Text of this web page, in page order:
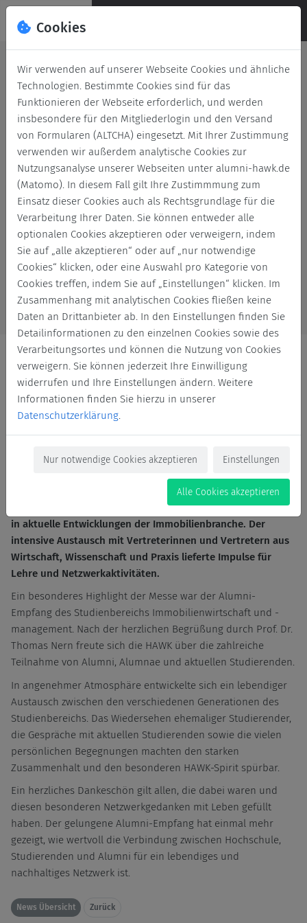
HAWK auf der Real Estate Arena
2026 mit Alumni-Empfang
Zurück 24. Juni 2026 Veranstaltung
Der Studienbereich Immobilienwirtschaft und -management
der HAWK war vom 10.-11.06.2026 erstmalig mit einem
vertreten. Für die Lehrenden und Mitarbeitenden des
bot die Messe zahlreiche Gelegenheiten für interessante
Fachvorträge, spannende Gespräche und wertvolle Einblicke
in aktuelle Entwicklungen der Immobilienbranche. Der
intensive Austausch mit Vertreterinnen und Vertretern aus
Wirtschaft, Wissenschaft und Praxis lieferte Impulse für
Lehre und Netzwerkaktivitäten.
Ein besonderes Highlight der Messe war der Alumni-
Empfang des Studienbereichs Immobilienwirtschaft und -
management. Nach der herzlichen Begrüßung durch Prof. Dr.
Thomas Nern freute sich die HAWK über die zahlreiche
Teilnahme von Alumni, Alumnae und aktuellen Studierenden.
In angenehmer Atmosphäre entwickelte sich ein lebendiger
Austausch zwischen den verschiedenen Generationen des
Studienbereichs. Das Wiedersehen ehemaliger Studierender,
die Gespräche mit aktuellen Studierenden sowie die vielen
persönlichen Begegnungen machten den starken
Zusammenhalt und den besonderen HAWK-Spirit spürbar.
Ein herzliches Dankeschön gilt allen, die dabei waren und
diesen besonderen Netzwerkgedanken mit Leben gefüllt
haben. Der gelungene Alumni-Empfang hat einmal mehr
gezeigt, wie wertvoll die Verbindung zwischen Hochschule,
Studierenden und Alumni für ein lebendiges und
nachhaltiges Netzwerk ist.
News Übersicht Zurück
Cookies
Wir verwenden auf unserer Webseite Cookies und ähnliche
Technologien. Bestimmte Cookies sind für das
Funktionieren der Webseite erforderlich, und werden
insbesondere für den Mitgliederlogin und den Versand
von Formularen (ALTCHA) eingesetzt. Mit Ihrer Zustimmung
verwenden wir außerdem analytische Cookies zur
Nutzungsanalyse unserer Webseiten unter alumni-hawk.de
(Matomo). In diesem Fall gilt Ihre Zustimmmung zum
Einsatz dieser Cookies auch als Rechtsgrundlage für die
Verarbeitung Ihrer Daten. Sie können entweder alle
optionalen Cookies akzeptieren oder verweigern, indem
Sie auf „alle akzeptieren“ oder auf „nur notwendige
Cookies“ klicken, oder eine Auswahl pro Kategorie von
Cookies treffen, indem Sie auf „Einstellungen“ klicken. Im
Zusammenhang mit analytischen Cookies fließen keine
Daten an Drittanbieter ab. In den Einstellungen finden Sie
Detailinformationen zu den einzelnen Cookies sowie des
Verarbeitungsortes und können die Nutzung von Cookies
verweigern. Sie können jederzeit Ihre Einwilligung
widerrufen und Ihre Einstellungen ändern. Weitere
Informationen finden Sie hierzu in unserer
Datenschutzerklärung.
Nur notwendige Cookies akzeptieren Einstellungen
Alle Cookies akzeptieren